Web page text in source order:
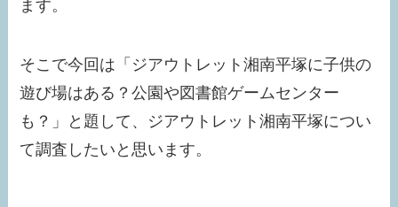
ます。
そこで今回は「ジアウトレット湘南平塚に子供の
遊び場はある？公園や図書館ゲームセンター
も？」と題して、ジアウトレット湘南平塚につい
て調査したいと思います。